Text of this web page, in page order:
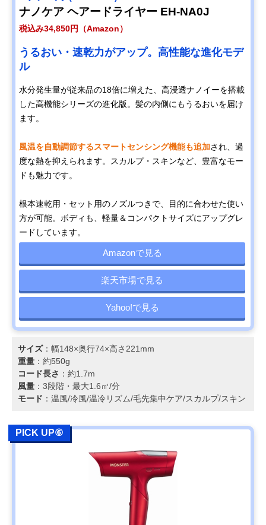
ナノケア ヘアードライヤー EH-NA0J
税込み34,850円（Amazon）
うるおい・速乾力がアップ。高性能な進化モデ
ル
水分発生量が従来品の18倍に増えた、高浸透ナノイーを搭載
した高機能シリーズの進化版。髪の内側にもうるおいを届け
ます。
風温を自動調節するスマートセンシング機能も追加され、過
度な熱を抑えられます。スカルプ・スキンなど、豊富なモー
ドも魅力です。
根本速乾用・セット用のノズルつきで、目的に合わせた使い
方が可能。ボディも、軽量＆コンパクトサイズにアップグレ
ードしています。
Amazonで見る
楽天市場で見る
Yahoo!で見る
サイズ：幅148×奥行74×高さ221mm
重量 ：約550g
コード長さ ：約1.7m
風量 ：3段階・最大1.6㎥/分
モード ：温風/冷風/温冷リズム/毛先集中ケア/スカルプ/スキン
PICK UP⑥